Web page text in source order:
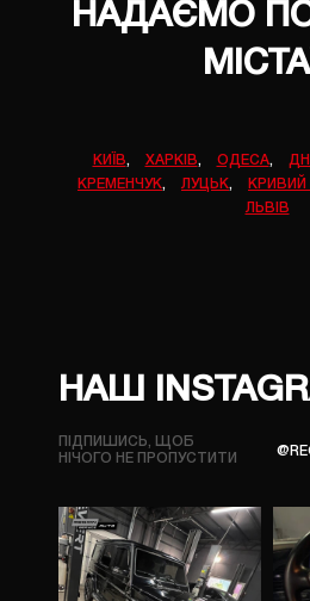
НАДАЄМО
КИЇВ, ХАРКІВ, ОДЕСА,
КРЕМЕНЧУК, ЛУЦЬК, КРИВИЙ
ЛЬВІВ
НАШ
ПІДПИШИСЬ, ЩОБ
НІЧОГО НЕ ПРОПУСТИТИ